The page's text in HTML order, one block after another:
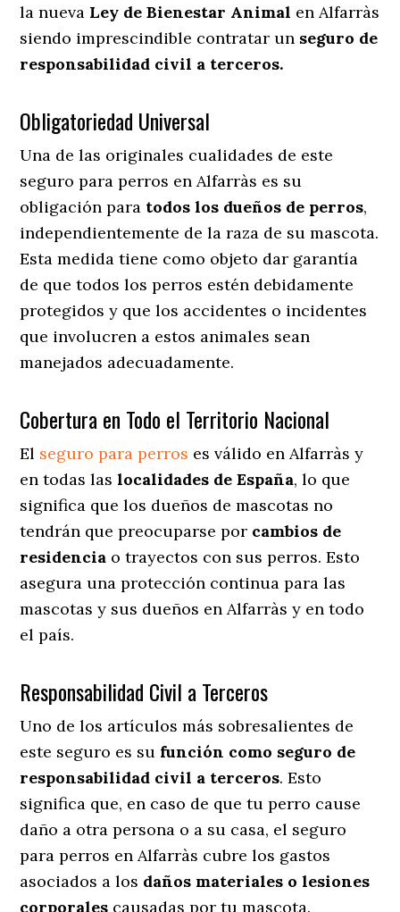
la nueva Ley de Bienestar Animal en Alfarràs
siendo imprescindible contratar un seguro de
responsabilidad civil a terceros.
Obligatoriedad Universal
Una de las originales cualidades de este
seguro para perros en Alfarràs es su
obligación para todos los dueños de perros,
independientemente de la raza de su mascota.
Esta medida tiene como objeto dar garantía
de que todos los perros estén debidamente
protegidos y que los accidentes o incidentes
que involucren a estos animales sean
manejados adecuadamente.
Cobertura en Todo el Territorio Nacional
El seguro para perros es válido en Alfarràs y
en todas laslocalidades de España, lo que
significa que los dueños de mascotas no
tendrán que preocuparse por cambios de
residencia o trayectos con sus perros. Esto
asegura una protección continua para las
mascotas y sus dueños en Alfarràs y en todo
el país.
Responsabilidad Civil a Terceros
Uno de los artículos más sobresalientes de
este seguro es su función como seguro de
responsabilidad civil a terceros. Esto
significa que, en caso de que tu perro cause
daño a otra persona o a su casa, el seguro
para perros en Alfarràs cubre los gastos
asociados a los daños materiales o lesiones
corporales causadas por tu mascota.